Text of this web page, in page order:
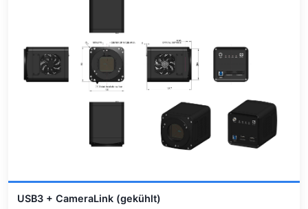
USB3 + CameraLink (gekühlt)